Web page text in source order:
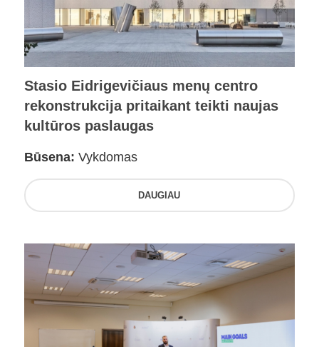
Stasio Eidrigevičiaus menų centro
rekonstrukcija pritaikant teikti naujas
kultūros paslaugas
Būsena: Vykdomas
DAUGIAU